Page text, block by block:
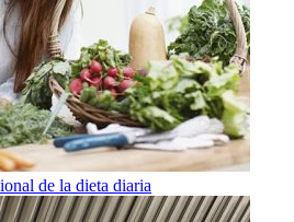
de la dieta diaria